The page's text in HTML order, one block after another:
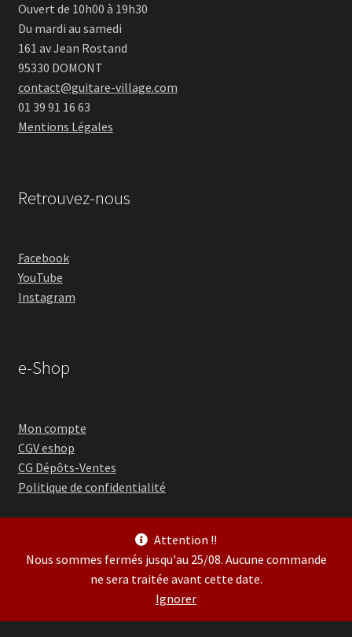
Attention !!
Nous sommes fermés jusqu'au 25/08. Aucune commande
ne sera traitée avant cette date.
Ignorer
Ouvert de 10h00 à 19h30
Du mardi au samedi
161 av Jean Rostand
95330 DOMONT
contact@guitare-village.com
01 39 91 16 63
Mentions Légales
Retrouvez-nous
Facebook
YouTube
Instagram
e-Shop
Mon compte
CGV eshop
CG Dépôts-Ventes
Politique de confidentialité
© Guitare Village 2026